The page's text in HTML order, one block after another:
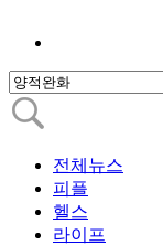
전체뉴스
피플
헬스
라이프